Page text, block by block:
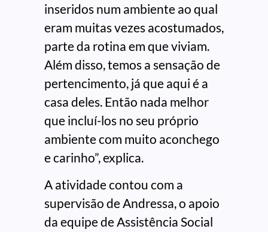
inseridos num ambiente ao qual
eram muitas vezes acostumados,
parte da rotina em que viviam.
Além disso, temos a sensação de
pertencimento, já que aqui é a
casa deles. Então nada melhor
que incluí-los no seu próprio
ambiente com muito aconchego
e carinho”, explica.
A atividade contou com a
supervisão de Andressa, o apoio
da equipe de Assistência Social